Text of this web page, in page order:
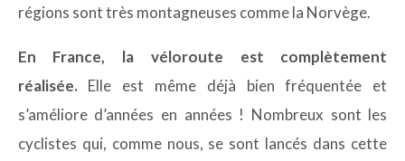
régions sont très montagneuses comme la Norvège.
En France, la véloroute est complètement
réalisée. Elle est même déjà bien fréquentée et
s’améliore d’années en années ! Nombreux sont les
cyclistes qui, comme nous, se sont lancés dans cette